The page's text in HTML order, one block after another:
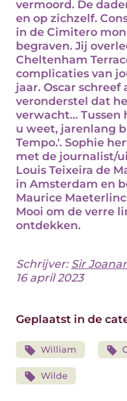
vermoord. De
en op zichzelf.
in de Cimitero
begraven. Jij
Cheltenham
complicaties van
jaar. Oscar schreef
veronderstel dat
verwacht... Tussen
u weet, jarenlang
Tempo.'. Sophie
met de journalist/
Louis Teixeira de
in Amsterdam en
Maurice
Mooi om de verre
ontdekken.
Schrijver: Sir
16 april 2023
Geplaatst in de
William
Wilde